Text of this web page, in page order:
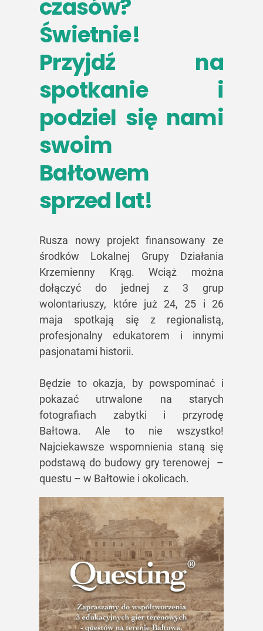
czasów?
Świetnie!
Przyjdź na
spotkanie i
podziel się nami
swoim
Bałtowem
sprzed lat!
Rusza nowy projekt finansowany ze
środków Lokalnej Grupy Działania
Krzemienny Krąg. Wciąż można
dołączyć do jednej z 3 grup
wolontariuszy, które już 24, 25 i 26
maja spotkają się z regionalistą,
profesjonalny edukatorem i innymi
pasjonatami historii.
Będzie to okazja, by powspominać i
pokazać utrwalone na starych
fotografiach zabytki i przyrodę
Bałtowa. Ale to nie wszystko!
Najciekawsze wspomnienia staną się
podstawą do budowy gry terenowej –
questu – w Bałtowie i okolicach.